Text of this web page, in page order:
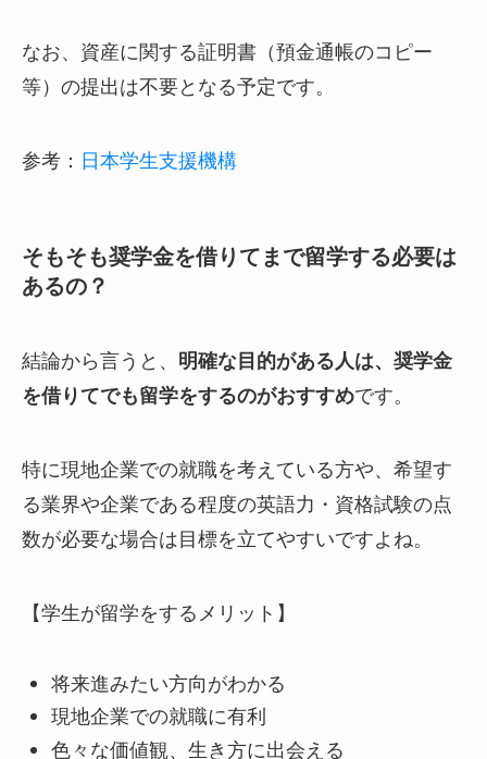
なお、資産に関する証明書（預金通帳のコピー
等）の提出は不要となる予定です。
参考： 日本学生支援機構
そもそも奨学金を借りてまで留学する必要は
あるの？
結論から言うと、 明確な目的がある人は、奨学金
を借りてでも留学をするのがおすすめです。
特に現地企業での就職を考えている方や、希望す
る業界や企業である程度の英語力・資格試験の点
数が必要な場合は目標を立てやすいですよね。
【学生が留学をするメリット】
将来進みたい方向がわかる
現地企業での就職に有利
色々な価値観、生き方に出会える